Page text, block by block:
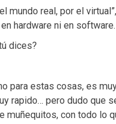
mundo real, por el
hardware ni en
dices?
para estas cosas, es
rapido… pero dudo que
muñequitos, con todo lo